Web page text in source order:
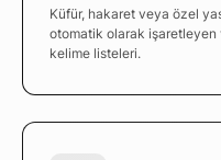
Küfür, hakaret veya özel
otomatik olarak işaretleyen
kelime listeleri.